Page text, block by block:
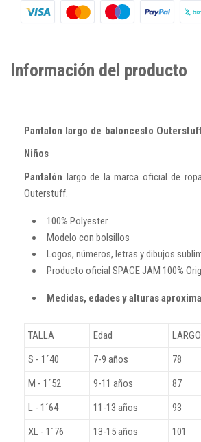
Información del producto
Pantalon largo de baloncesto
Niños
Pantalón largo de la marca oficial de
Outerstuff.
100% Polyester
Modelo con bolsillos
Logos, números, letras y dibujos
Producto oficial SPACE JAM 100%
Medidas, edades y alturas
TALLA Edad LARGO
S - 1´40
7-9 años 78
M - 1´52
9-11 años 87
L - 1´64
11-13 años 93
XL - 1´76
13-15 años 101